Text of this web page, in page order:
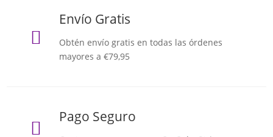

Envío Gratis
Obtén envío gratis en todas las órdenes
mayores a €79,95

Pago Seguro